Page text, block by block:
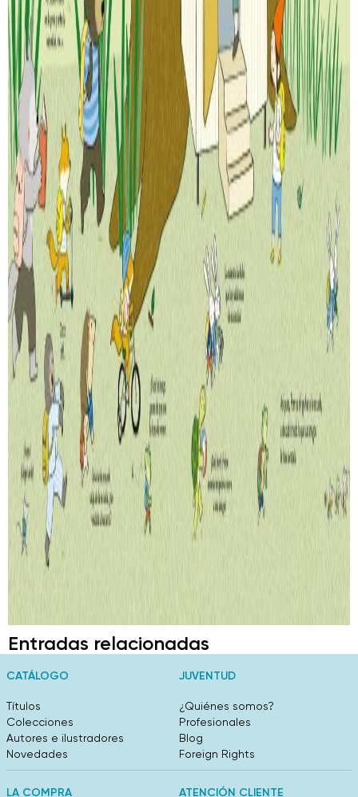
Entradas relacionadas
CATÁLOGO
Títulos
Colecciones
Autores e ilustradores
Novedades
JUVENTUD
¿Quiénes somos?
Profesionales
Blog
Foreign Rights
LA COMPRA ATENCIÓN CLIENTE